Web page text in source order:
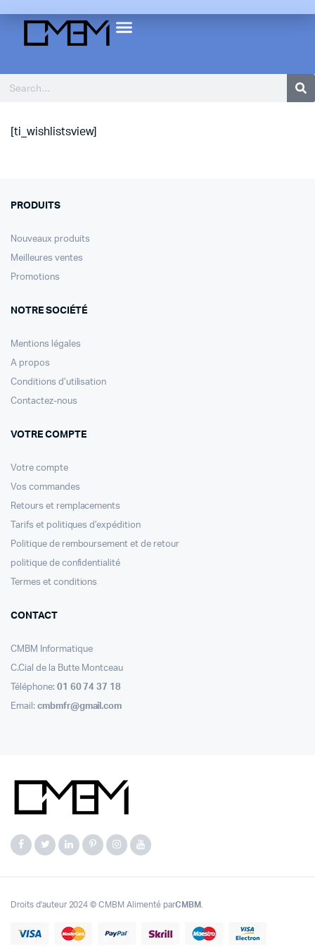
[ti_wishlistsview]
PRODUITS
Nouveaux produits
Meilleures ventes
Promotions
NOTRE SOCIÉTÉ
Mentions légales
A propos
Conditions d’utilisation
Contactez-nous
VOTRE COMPTE
Votre compte
Vos commandes
Retours et remplacements
Tarifs et politiques d’expédition
Politique de remboursement et de retour
politique de confidentialité
Termes et conditions
CONTACT
CMBM Informatique
C.Cial de la Butte Montceau
Téléphone: 01 60 74 37 18
Email: cmbmfr@gmail.com
Droits d'auteur 2024 © CMBM Alimenté parCMBM